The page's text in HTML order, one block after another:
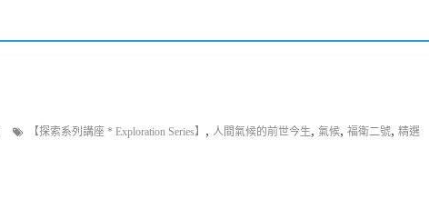
【探索系列講座 * Exploration Series】 , 人間氣候的前世今生, 氣候, 福衛二號, 精選